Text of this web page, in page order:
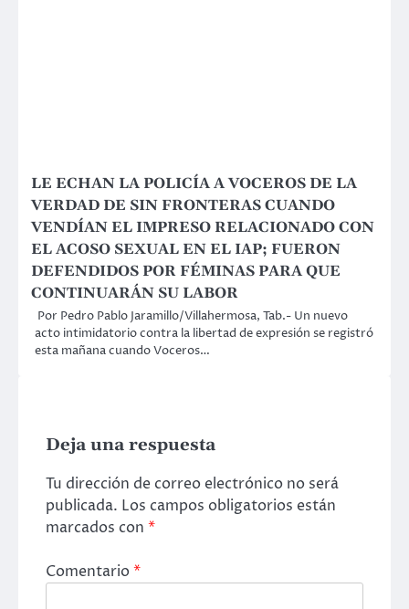
LE ECHAN LA POLICÍA A VOCEROS DE LA
VERDAD DE SIN FRONTERAS CUANDO
VENDÍAN EL IMPRESO RELACIONADO CON
EL ACOSO SEXUAL EN EL IAP; FUERON
DEFENDIDOS POR FÉMINAS PARA QUE
CONTINUARÁN SU LABOR
Por Pedro Pablo Jaramillo/Villahermosa, Tab.- Un nuevo
acto intimidatorio contra la libertad de expresión se registró
esta mañana cuando Voceros…
Deja una respuesta
Tu dirección de correo electrónico no será
publicada. Los campos obligatorios están
marcados con *
Comentario*